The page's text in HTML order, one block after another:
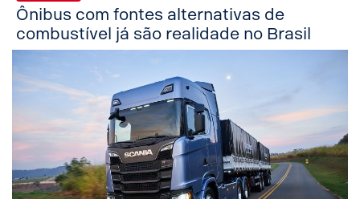
Ônibus com fontes alternativas de
combustível já são realidade no Brasil